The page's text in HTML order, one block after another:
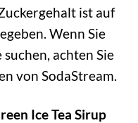
ist auf
Wenn Sie
achten Sie
von SodaStream.
Ice Tea Sirup